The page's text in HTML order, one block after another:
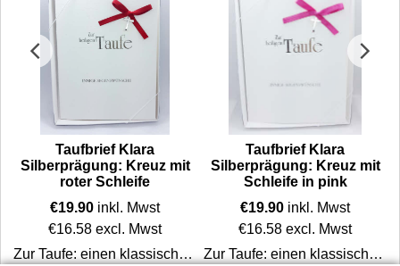
Taufbrief Klara
Silberprägung: Kreuz mit
roter Schleife
€19.90 inkl. Mwst
€16.58 excl. Mwst
Zur Taufe: einen klassischen Taufbrief als Erinnerung an die Taufe verschenken. Ein besonderes Geschenk für das Taufkind und ein tradtionelles Andenken an die hl Taufe.
Taufbrief Klara
Silberprägung: Kreuz mit
Schleife in pink
€19.90 inkl. Mwst
€16.58 excl. Mwst
Zur Taufe: einen klassischen Taufbrief als Erinnerung an die Taufe verschenken. Ein besonderes Geschenk für das Taufkind und ein tradtionelles Andenken an die hl Taufe.